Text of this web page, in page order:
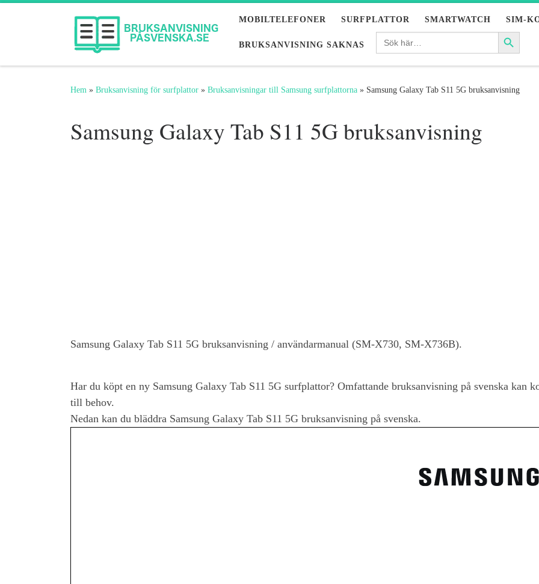
Hoppa till innehåll MOBILTELEFONER SURFPLATTOR SMARTWATCH SIM-
BRUKSANVISNING SAKNAS
Hem » Bruksanvisning för surfplattor » Bruksanvisningar till Samsung surfplattorna » Samsung Galaxy Tab S11 5G bruksanvisning
Samsung Galaxy Tab S11 5G bruksanvisning
Samsung Galaxy Tab S11 5G bruksanvisning / användarmanual (SM-X730, SM-X736B).
Har du köpt en ny Samsung Galaxy Tab S11 5G surfplattor? Omfattande bruksanvisning på svenska kan
till behov.
Nedan kan du bläddra Samsung Galaxy Tab S11 5G bruksanvisning på svenska.